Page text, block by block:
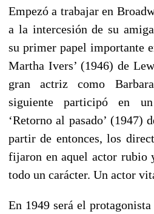
Empezó a trabajar en
a la intercesión de su
su primer papel importante
Martha Ivers’ (1946) de
gran actriz como
siguiente participó en
‘Retorno al pasado’ (1947)
partir de entonces, los
fijaron en aquel actor rubio
todo un carácter. Un actor
En 1949 será el